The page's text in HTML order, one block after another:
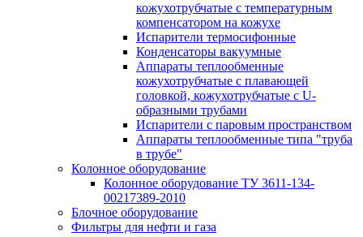
кожухотрубчатые с температурным
компенсатором на кожухе
Испарители термосифонные
Конденсаторы вакуумные
Аппараты теплообменные
кожухотрубчатые с плавающей
головкой, кожухотрубчатые с U-
образными трубами
Испарители с паровым пространством
Аппараты теплообменные типа "труба
в трубе"
Колонное оборудование
Колонное оборудование ТУ 3611-134-
00217389-2010
Блочное оборудование
Фильтры для нефти и газа